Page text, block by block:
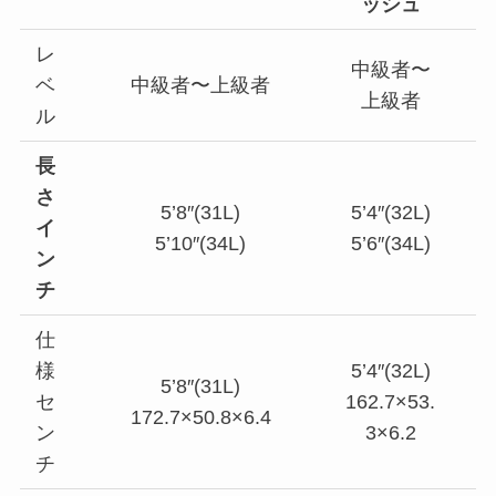
レ
ベ
ル
中級者〜上級者
中級者〜
上級者
長
さ
イ
ン
チ
5’8″(31L)
5’10″(34L)
5’4″(32L)
5’6″(34L)
仕
様
セ
ン
チ
5’8″(31L)
172.7×50.8×6.4
5’4″(32L)
162.7×53.
3×6.2